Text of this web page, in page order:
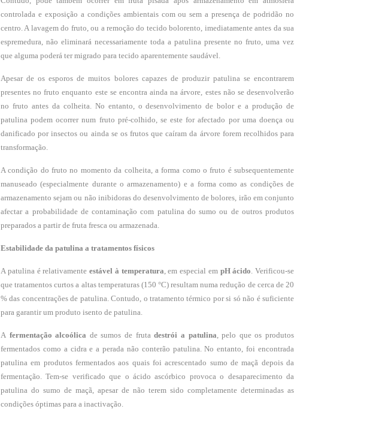
controlada e exposição a condições ambientais com ou sem a presença de podridão no
centro. A lavagem do fruto, ou a remoção do tecido bolorento, imediatamente antes da sua
espremedura, não eliminará necessariamente toda a patulina presente no fruto, uma vez
que alguma poderá ter migrado para tecido aparentemente saudável.
Apesar de os esporos de muitos bolores capazes de produzir patulina se encontrarem
presentes no fruto enquanto este se encontra ainda na árvore, estes não se desenvolverão
no fruto antes da colheita. No entanto, o desenvolvimento de bolor e a produção de
patulina podem ocorrer num fruto pré-colhido, se este for afectado por uma doença ou
danificado por insectos ou ainda se os frutos que caíram da árvore forem recolhidos para
transformação.
A condição do fruto no momento da colheita, a forma como o fruto é subsequentemente
manuseado (especialmente durante o armazenamento) e a forma como as condições de
armazenamento sejam ou não inibidoras do desenvolvimento de bolores, irão em conjunto
afectar a probabilidade de contaminação com patulina do sumo ou de outros produtos
preparados a partir de fruta fresca ou armazenada.
Estabilidade da patulina a tratamentos físicos
A patulina é relativamente estável à temperatura, em especial em pH ácido. Verificou-se
que tratamentos curtos a altas temperaturas (150 °C) resultam numa redução de cerca de 20
% das concentrações de patulina. Contudo, o tratamento térmico por si só não é suficiente
para garantir um produto isento de patulina.
A fermentação alcoólica de sumos de frutadestrói a patulina, pelo que os produtos
fermentados como a cidra e a perada não conterão patulina. No entanto, foi encontrada
patulina em produtos fermentados aos quais foi acrescentado sumo de maçã depois da
fermentação. Tem-se verificado que o ácido ascórbico provoca o desaparecimento da
patulina do sumo de maçã, apesar de não terem sido completamente determinadas as
condições óptimas para a inactivação.